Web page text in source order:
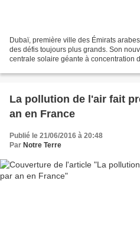
Dubaï, première ville des Émirats
des défis toujours plus grands. Son
centrale solaire géante à concentration
La pollution de l'air fait
an en France
Publié le 21/06/2016 à 20:48
Par Notre Terre